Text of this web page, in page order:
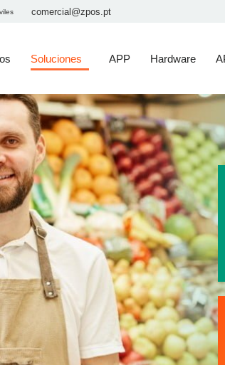
comercial@zpos.pt
Soluciones APP Hardware